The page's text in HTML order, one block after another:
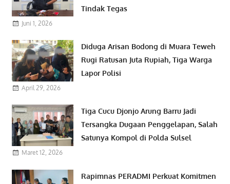
Tindak Tegas
Juni 1, 2026
Diduga Arisan Bodong di Muara Teweh
Rugi Ratusan Juta Rupiah, Tiga Warga
Lapor Polisi
April 29, 2026
Tiga Cucu Djonjo Arung Barru Jadi
Tersangka Dugaan Penggelapan, Salah
Satunya Kompol di Polda Sulsel
Maret 12, 2026
Rapimnas PERADMI Perkuat Komitmen